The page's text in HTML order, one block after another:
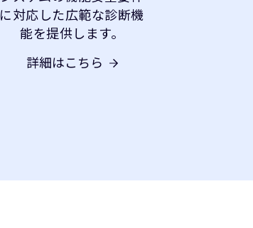
に対応した広範な診断機
能を提供します。
詳細はこちら